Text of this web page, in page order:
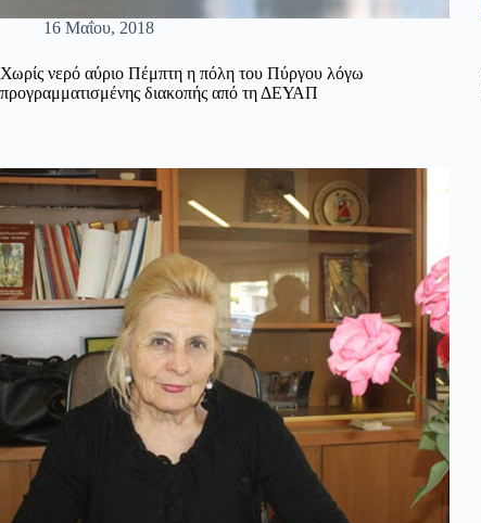
16 Μαΐου, 2018
Χωρίς νερό αύριο Πέμπτη η πόλη του Πύργου λόγω
προγραμματισμένης διακοπής από τη ΔΕΥΑΠ